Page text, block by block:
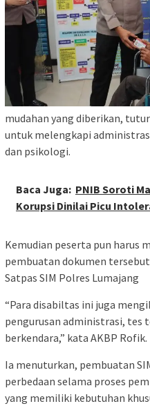
mudahan yang diberikan,
untuk melengkapi
dan psikologi.
Baca Juga: PNIB Soroti
Korupsi Dinilai Picu
Kemudian peserta pun harus
pembuatan dokumen
Satpas SIM Polres Lumajang
“Para disabiltas ini juga
pengurusan administrasi, tes
berkendara,” kata AKBP Rofik.
Ia menuturkan, pembuatan
perbedaan selama proses
yang memiliki kebutuhan